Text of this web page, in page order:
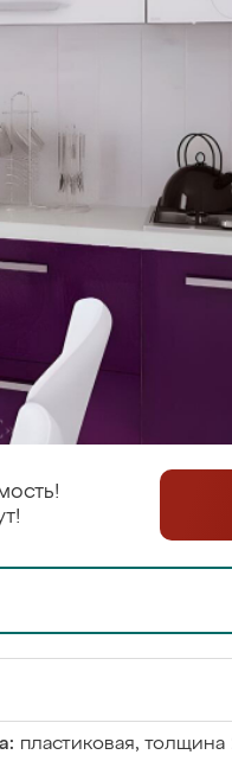
пластиковая,